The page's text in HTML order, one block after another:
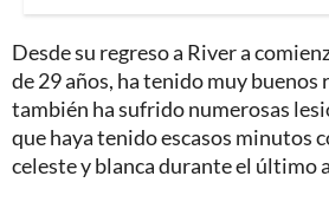
Desde su regreso a River a
de 29 años, ha tenido muy
también ha sufrido numerosas
que haya tenido escasos minutos
celeste y blanca durante el último